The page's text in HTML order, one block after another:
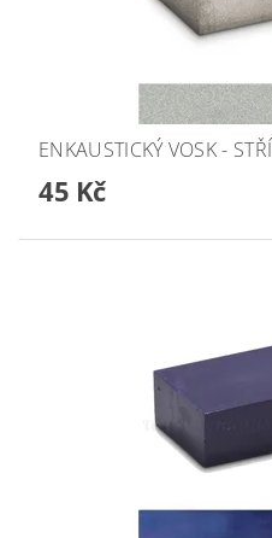
ENKAUSTICKÝ VOSK -
45 Kč